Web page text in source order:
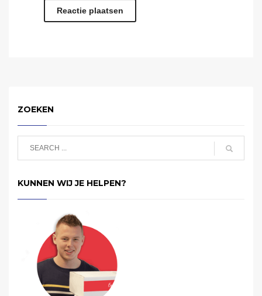
ZOEKEN
KUNNEN WIJ JE HELPEN?